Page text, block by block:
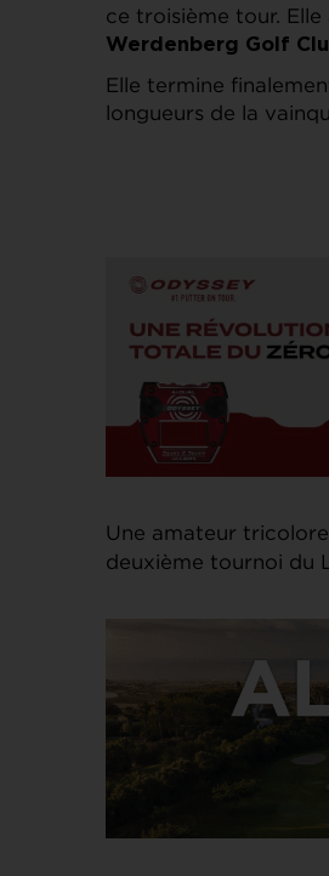
ce troisième tour.
Werdenberg Golf
Elle termine
longueurs de la
Une amateur
deuxième tournoi du